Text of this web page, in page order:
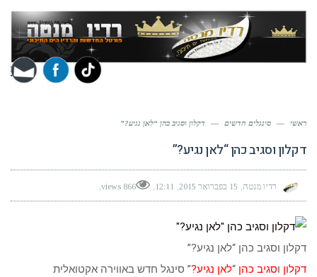
ראשי — סינגלים חדשים — דקלון וסגיב כהן “לאן נגיע?”
דקלון וסגיב כהן “לאן נגיע?”
רדיו מנטה 15 בפברואר 2015 12:11
866 views
דקלון וסגיב כהן “לאן נגיע?”
דקלון וסגיב כהן “לאן נגיע?” סינגל חדש באווירה אקטואלית